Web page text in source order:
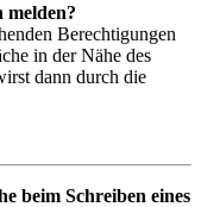
melden?
Berechtigungen
in der Nähe des
dann durch die
beim Schreiben eines